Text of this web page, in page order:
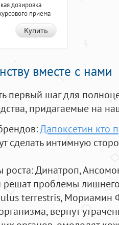
дозировка
приема
Купить
вместе с нами
первый шаг для
придагаемые на
Дапоксетин кто
сделать интимную
роста: Динатроп,
решат проблемы
terrestris, Мориамин
вернут